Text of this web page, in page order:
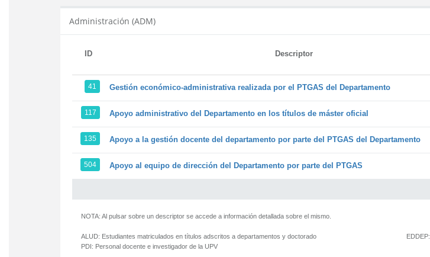
Administración (ADM)
ID Descriptor
41 Gestión económico-administrativa realizada por el PTGAS del Departamento
117 Apoyo administrativo del Departamento en los títulos de máster oficial
135 Apoyo a la gestión docente del departamento por parte del PTGAS del Departamento
504 Apoyo al equipo de dirección del Departamento por parte del PTGAS
NOTA: Al pulsar sobre un descriptor se accede a información detallada sobre el mismo.
ALUD: Estudiantes matriculados en títulos adscritos a departamentos y doctorado
PDI: Personal docente e investigador de la UPV
EDDEP: